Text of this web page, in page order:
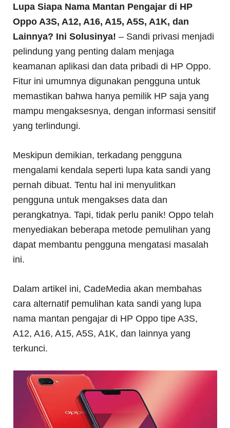
Lupa Siapa Nama Mantan Pengajar di HP
Oppo A3S, A12, A16, A15, A5S, A1K, dan
Lainnya? Ini Solusinya! – Sandi privasi menjadi
pelindung yang penting dalam menjaga
keamanan aplikasi dan data pribadi di HP Oppo.
Fitur ini umumnya digunakan pengguna untuk
memastikan bahwa hanya pemilik HP saja yang
mampu mengaksesnya, dengan informasi sensitif
yang terlindungi.
Meskipun demikian, terkadang pengguna
mengalami kendala seperti lupa kata sandi yang
pernah dibuat. Tentu hal ini menyulitkan
pengguna untuk mengakses data dan
perangkatnya. Tapi, tidak perlu panik! Oppo telah
menyediakan beberapa metode pemulihan yang
dapat membantu pengguna mengatasi masalah
ini.
Dalam artikel ini, CadeMedia akan membahas
cara alternatif pemulihan kata sandi yang lupa
nama mantan pengajar di HP Oppo tipe A3S,
A12, A16, A15, A5S, A1K, dan lainnya yang
terkunci.